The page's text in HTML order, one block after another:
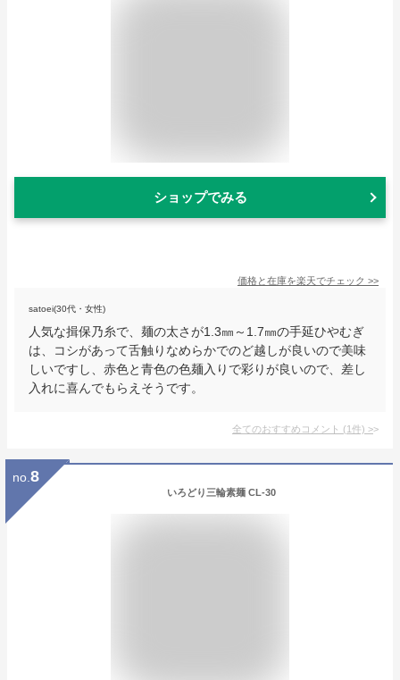
ショップでみる
価格と在庫を楽天でチェック >>
satoei(30代・女性)
人気な揖保乃糸で、麺の太さが1.3㎜～1.7㎜の手延ひやむぎ
は、コシがあって舌触りなめらかでのど越しが良いので美味
しいですし、赤色と青色の色麺入りで彩りが良いので、差し
入れに喜んでもらえそうです。
全てのおすすめコメント (1件) >
no. 8
いろどり三輪素麺 CL-30